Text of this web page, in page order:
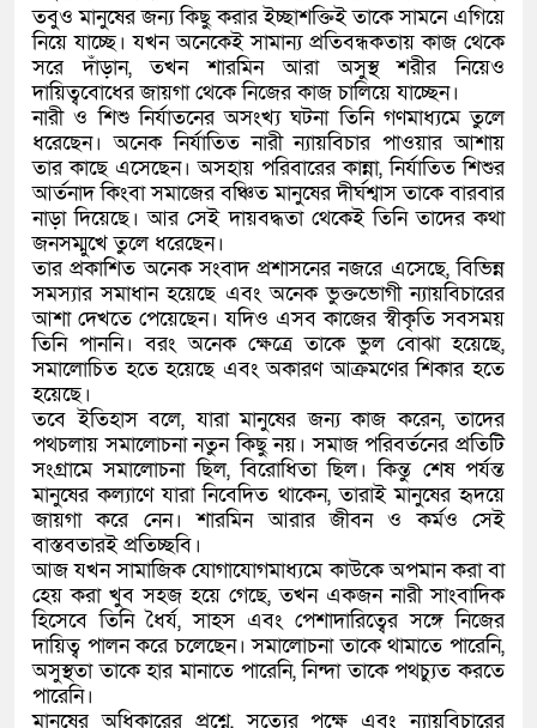
তবুও মানুষের জন্য কিছু করার ইচ্ছাশক্তিই তাকে সামনে এগিয়ে
নিয়ে যাচ্ছে। যখন অনেকেই সামান্য প্রতিবন্ধকতায় কাজ থেকে
সরে দাঁড়ান, তখন শারমিন আরা অসুস্থ শরীর নিয়েও
দায়িত্ববোধের জায়গা থেকে নিজের কাজ চালিয়ে যাচ্ছেন।
নারী ও শিশু নির্যাতনের অসংখ্য ঘটনা তিনি গণমাধ্যমে তুলে
ধরেছেন। অনেক নির্যাতিত নারী ন্যায়বিচার পাওয়ার আশায়
তার কাছে এসেছেন। অসহায় পরিবারের কান্না, নির্যাতিত শিশুর
আর্তনাদ কিংবা সমাজের বঞ্চিত মানুষের দীর্ঘশ্বাস তাকে বারবার
নাড়া দিয়েছে। আর সেই দায়বদ্ধতা থেকেই তিনি তাদের কথা
জনসম্মুখে তুলে ধরেছেন।
তার প্রকাশিত অনেক সংবাদ প্রশাসনের নজরে এসেছে, বিভিন্ন
সমস্যার সমাধান হয়েছে এবং অনেক ভুক্তভোগী ন্যায়বিচারের
আশা দেখতে পেয়েছেন। যদিও এসব কাজের স্বীকৃতি সবসময়
তিনি পাননি। বরং অনেক ক্ষেত্রে তাকে ভুল বোঝা হয়েছে,
সমালোচিত হতে হয়েছে এবং অকারণ আক্রমণের শিকার হতে
হয়েছে।
তবে ইতিহাস বলে, যারা মানুষের জন্য কাজ করেন, তাদের
পথচলায় সমালোচনা নতুন কিছু নয়। সমাজ পরিবর্তনের প্রতিটি
সংগ্রামে সমালোচনা ছিল, বিরোধিতা ছিল। কিন্তু শেষ পর্যন্ত
মানুষের কল্যাণে যারা নিবেদিত থাকেন, তারাই মানুষের হৃদয়ে
জায়গা করে নেন। শারমিন আরার জীবন ও কর্মও সেই
বাস্তবতারই প্রতিচ্ছবি।
আজ যখন সামাজিক যোগাযোগমাধ্যমে কাউকে অপমান করা বা
হেয় করা খুব সহজ হয়ে গেছে, তখন একজন নারী সাংবাদিক
হিসেবে তিনি ধৈর্য, সাহস এবং পেশাদারিত্বের সঙ্গে নিজের
দায়িত্ব পালন করে চলেছেন। সমালোচনা তাকে থামাতে পারেনি,
অসুস্থতা তাকে হার মানাতে পারেনি, নিন্দা তাকে পথচ্যুত করতে
পারেনি।
মানুষের অধিকারের প্রশ্নে, সত্যের পক্ষে এবং ন্যায়বিচারের